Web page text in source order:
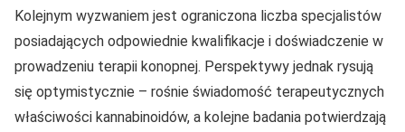
Kolejnym wyzwaniem jest ograniczona liczba specjalistów
posiadających odpowiednie kwalifikacje i doświadczenie w
prowadzeniu terapii konopnej. Perspektywy jednak rysują
się optymistycznie – rośnie świadomość terapeutycznych
właściwości kannabinoidów, a kolejne badania potwierdzają